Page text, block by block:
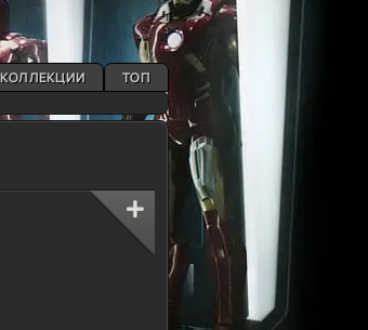
КОЛЛЕКЦИИ ТОП